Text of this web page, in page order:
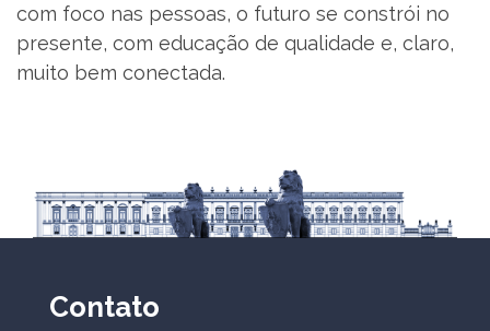
com foco nas pessoas, o futuro se constrói no
presente, com educação de qualidade e, claro,
muito bem conectada.
Contato